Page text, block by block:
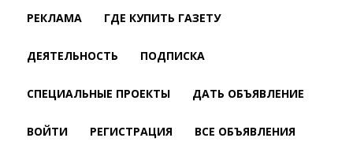
РЕКЛАМА ГДЕ КУПИТЬ ГАЗЕТУ
ДЕЯТЕЛЬНОСТЬ ПОДПИСКА
СПЕЦИАЛЬНЫЕ ПРОЕКТЫ ДАТЬ ОБЪЯВЛЕНИЕ
ВОЙТИ РЕГИСТРАЦИЯ ВСЕ ОБЪЯВЛЕНИЯ